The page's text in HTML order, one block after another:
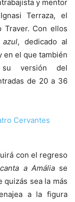
y mentor
Terraza, el
Traver. Con ellos
, dedicado al
en el que también
su versión del
de 20 a 36
con el regreso
a Amáliase
sea la más
a la figura